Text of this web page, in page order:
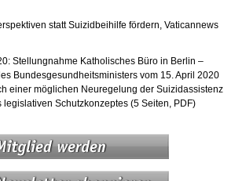
statt Suizidbeihilfe fördern, Vaticannews
Stellungnahme Katholisches Büro in Berlin –
Bundesgesundheitsministers vom 15. April 2020
einer möglichen Neuregelung der Suizidassistenz
legislativen Schutzkonzeptes (5 Seiten, PDF)